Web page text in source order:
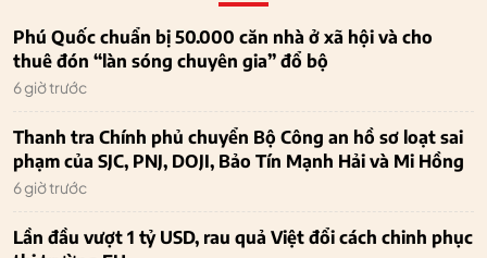
Phú Quốc chuẩn bị 50.000 căn nhà ở xã hội và cho
thuê đón “làn sóng chuyên gia” đổ bộ
6 giờ trước
Thanh tra Chính phủ chuyển Bộ Công an hồ sơ loạt sai
phạm của SJC, PNJ, DOJI, Bảo Tín Mạnh Hải và Mi Hồng
6 giờ trước
Lần đầu vượt 1 tỷ USD, rau quả Việt đổi cách chinh phục